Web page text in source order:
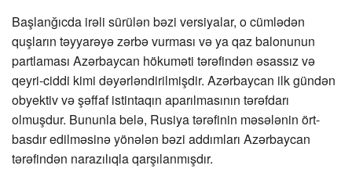
Başlanğıcda irəli sürülən bəzi versiyalar, o cümlədən
quşların təyyarəyə zərbə vurması və ya qaz balonunun
partlaması Azərbaycan hökuməti tərəfindən əsassız və
qeyri-ciddi kimi dəyərləndirilmişdir. Azərbaycan ilk gündən
obyektiv və şəffaf istintaqın aparılmasının tərəfdarı
olmuşdur. Bununla belə, Rusiya tərəfinin məsələnin ört-
basdır edilməsinə yönələn bəzi addımları Azərbaycan
tərəfindən narazılıqla qarşılanmışdır.